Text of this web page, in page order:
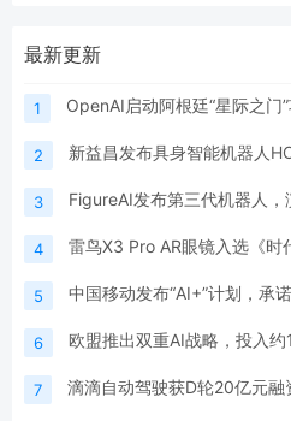
最新更新
1 OpenAI启动阿根廷“星际之
2 新益昌发布具身智能机器人
3 FigureAI发布第三代机器人，
4 雷鸟X3 Pro AR眼镜入选《
5 中国移动发布“AI+”计划，承
6 欧盟推出双重AI战略，投入
7 滴滴自动驾驶获D轮20亿元